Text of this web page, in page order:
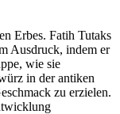
Erbes. Fatih Tutaks
Ausdruck, indem er
wie sie
in der antiken
zu erzielen.